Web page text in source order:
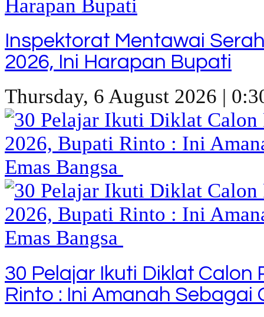
Inspektorat Mentawai
2026, Ini Harapan Bupati
Thursday, 6 August 2026 |
30 Pelajar Ikuti Diklat Calon
Rinto : Ini Amanah